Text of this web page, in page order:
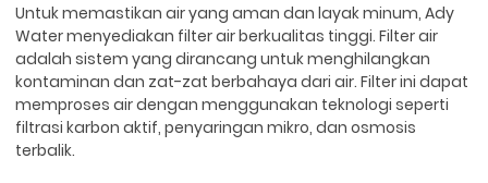
Untuk memastikan air yang aman dan layak minum, Ady
Water menyediakan filter air berkualitas tinggi. Filter air
adalah sistem yang dirancang untuk menghilangkan
kontaminan dan zat-zat berbahaya dari air. Filter ini dapat
memproses air dengan menggunakan teknologi seperti
filtrasi karbon aktif, penyaringan mikro, dan osmosis
terbalik.